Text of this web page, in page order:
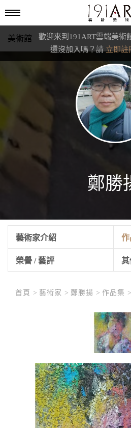
歡迎來到191ART雲端美術
還沒加入嗎？請 立即註
美術館
典藏交流館
鄭勝
藝術家介紹 作
榮譽 / 藝評
首頁 > 藝術家 > 鄭勝揚 > 作品集 >